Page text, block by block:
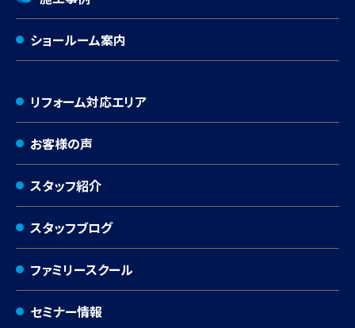
ショールーム案内
リフォーム対応エリア
お客様の声
スタッフ紹介
スタッフブログ
ファミリースクール
セミナー情報